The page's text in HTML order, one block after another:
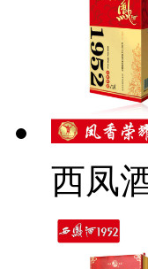
西凤